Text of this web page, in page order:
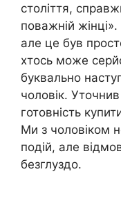
століття,
поважній жінці».
але це був
хтось може
буквально
чоловік.
готовність
Ми з чоловіком
подій, але
безглуздо.